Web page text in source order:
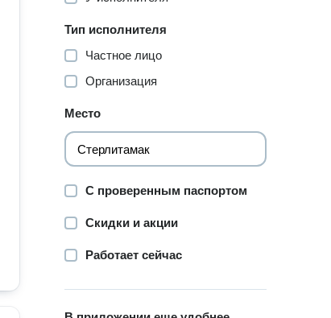
Тип исполнителя
Частное лицо
Организация
Место
С проверенным паспортом
Скидки и акции
Работает сейчас